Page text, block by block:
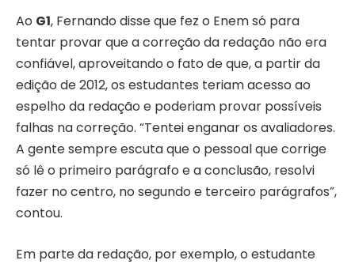
Ao G1, Fernando disse que fez o Enem só para
tentar provar que a correção da redação não era
confiável, aproveitando o fato de que, a partir da
edição de 2012, os estudantes teriam acesso ao
espelho da redação e poderiam provar possíveis
falhas na correção. “Tentei enganar os avaliadores.
A gente sempre escuta que o pessoal que corrige
só lê o primeiro parágrafo e a conclusão, resolvi
fazer no centro, no segundo e terceiro parágrafos”,
contou.
Em parte da redação, por exemplo, o estudante